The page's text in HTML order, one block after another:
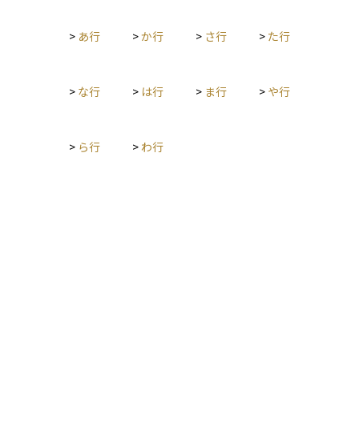
> あ行 >か行 > さ行 > た行
> な行 > は行 > ま行 > や行
> ら行 > わ行